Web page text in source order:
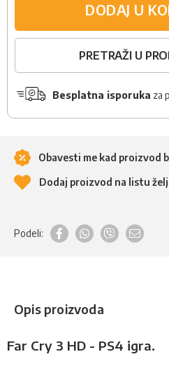
DODAJ U
PRETRAŽI U
Besplatna isporuka za
Obavesti me kad proizvod
Dodaj proizvod na listu
Podeli:
Opis proizvoda
Far Cry 3 HD - PS4 igra.